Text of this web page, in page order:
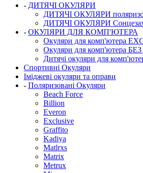
- ДИТЯЧІ ОКУЛЯРИ
ДИТЯЧІ ОКУЛЯРИ
ДИТЯЧІ ОКУЛЯРИ
- ОКУЛЯРИ ДЛЯ КОМП'ЮТЕРА
Окуляри для комп'ютера
Окуляри для комп'ютера
Дитячі окуляри для
Спортивні Окуляри
Іміджеві окуляри та оправи
- Поляризовані Окуляри
Beach Force
Billion
Everon
Exclusive
Graffito
Kadiya
Matlrxs
Matrix
Metrux